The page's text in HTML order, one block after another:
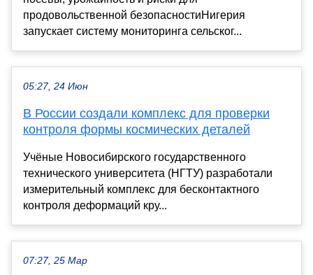
продовольственной безопасностиНигерия
запускает систему мониторинга сельског...
05:27, 24 Июн
В России создали комплекс для проверки
контроля формы космических деталей
Учёные Новосибирского государственного
технического университета (НГТУ) разработали
измерительный комплекс для бесконтактного
контроля деформаций кру...
07:27, 25 Мар